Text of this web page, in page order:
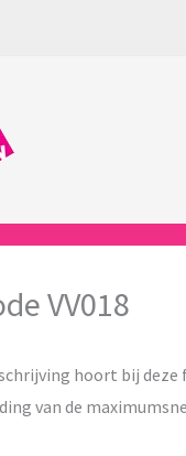
VV018
hoort bij deze
van de